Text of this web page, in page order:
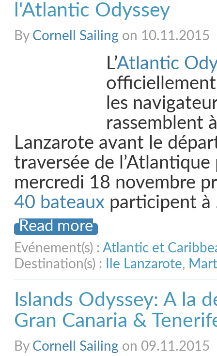
l'Atlantic Odyssey
By Cornell Sailing on 10.11.2015
L’Atlantic
les
rassemblent
Lanzarote avant le
traversée de l’Atlantique
mercredi 18 novembre
40 bateaux participent
Read more
Evénement(s) : Atlantic et
Destination(s) :
Ile Lanzarote,
Islands Odyssey: A la
Gran Canaria &
By Cornell Sailing on 09.11.2015